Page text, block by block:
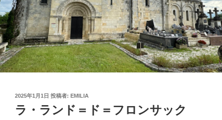
投
稿
日:
2025年1月1日 投稿者: EMILIA
ラ・ランド＝ド＝フロンサック